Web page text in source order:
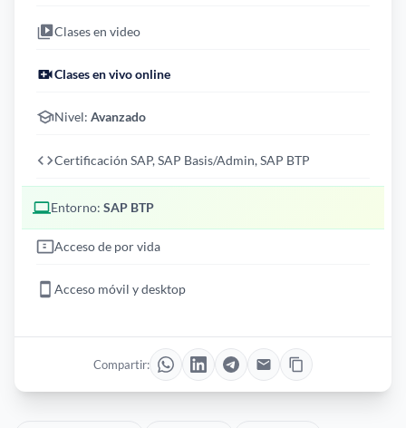
Clases en video
Clases en vivo online
Nivel: Avanzado
Certificación SAP, SAP Basis/Admin, SAP BTP
Entorno: SAP BTP
Acceso de por vida
Acceso móvil y desktop
Compartir: